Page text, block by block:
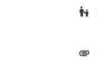
escalator_warning
attachment